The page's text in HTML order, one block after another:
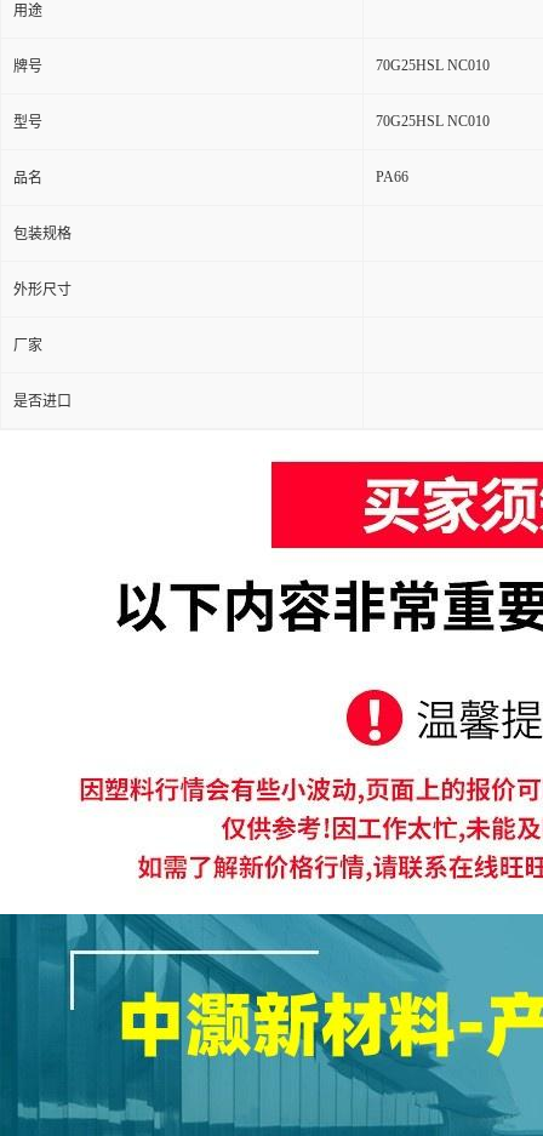
用途
牌号 70G25HSL NC010
型号 70G25HSL NC010
品名 PA66
包装规格
外形尺寸
厂家
是否进口